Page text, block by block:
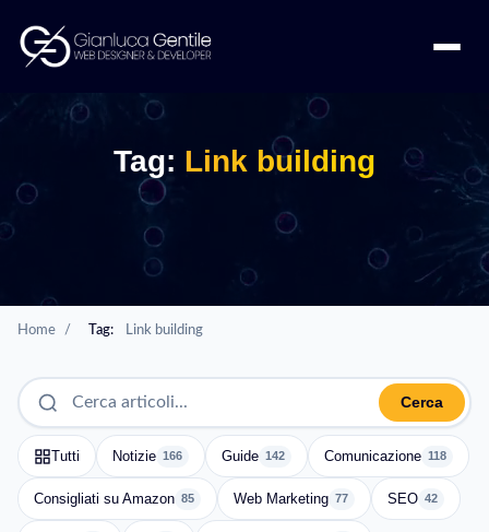
Tag: Link building
Home / Tag: Link building
Cerca
Tutti Notizie 166 Guide 142 Comunicazione 118
Consigliati su Amazon 85 Web Marketing 77 SEO 42